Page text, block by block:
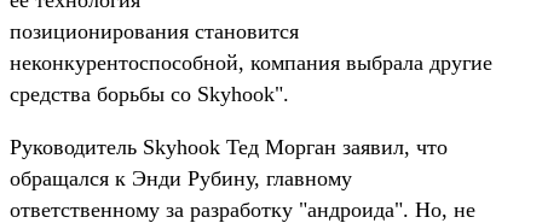
позиционирования становится
неконкурентоспособной, компания выбрала другие
средства борьбы со Skyhook".
Руководитель Skyhook Тед Морган заявил, что
обращался к Энди Рубину, главному
ответственному за разработку "андроида". Но, не